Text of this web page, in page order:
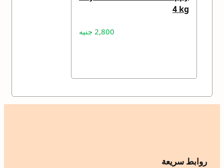
4 kg
2,800 جنيه
روابط سريعة